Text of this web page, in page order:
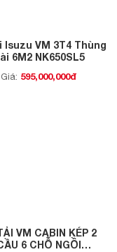
Isuzu VM 3T4 Thùng
6M2 NK650SL5
Giá: 595,000,000đ
VM CABIN KÉP 2
6 CHỖ NGỒI